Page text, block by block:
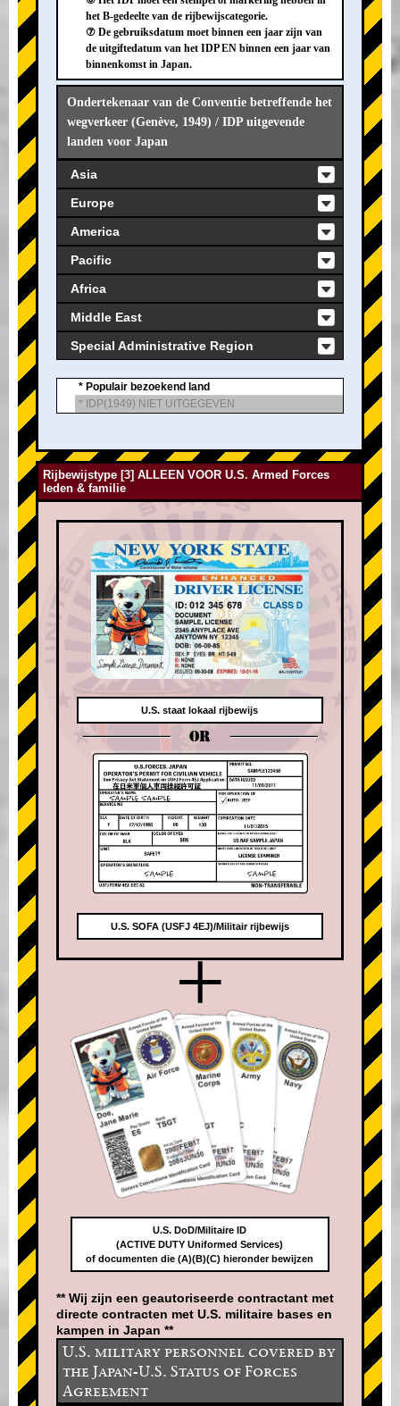
het B-gedeelte van de rijbewijscategorie.
⑦ De gebruiksdatum moet binnen een jaar zijn van
de uitgiftedatum van het IDP EN binnen een jaar van
binnenkomst in Japan.
Ondertekenaar van de Conventie betreffende het
wegverkeer (Genève, 1949) / IDP uitgevende
landen voor Japan
Asia
Europe
America
Pacific
Africa
Middle East
Special Administrative Region
* Populair bezoekend land
* IDP(1949) NIET UITGEGEVEN
Rijbewijstype [3] ALLEEN VOOR U.S. Armed Forces
leden & familie
U.S. staat lokaal rijbewijs
OR
U.S. SOFA (USFJ 4EJ)/Militair rijbewijs
+
U.S. DoD/Militaire ID
(ACTIVE DUTY Uniformed Services)
of documenten die (A)(B)(C) hieronder bewijzen
** Wij zijn een geautoriseerde contractant met
directe contracten met U.S. militaire bases en
kampen in Japan **
U.S. military personnel covered by
the Japan-U.S. Status of Forces
Agreement